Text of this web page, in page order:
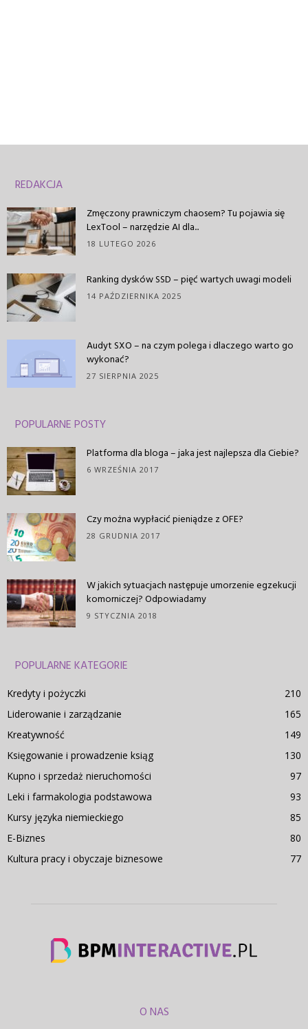
REDAKCJA
Zmęczony prawniczym chaosem? Tu pojawia się
LexTool – narzędzie AI dla...
18 LUTEGO 2026
Ranking dysków SSD – pięć wartych uwagi modeli
14 PAŹDZIERNIKA 2025
Audyt SXO – na czym polega i dlaczego warto go
wykonać?
27 SIERPNIA 2025
POPULARNE POSTY
Platforma dla bloga – jaka jest najlepsza dla Ciebie?
6 WRZEŚNIA 2017
Czy można wypłacić pieniądze z OFE?
28 GRUDNIA 2017
W jakich sytuacjach następuje umorzenie egzekucji
komorniczej? Odpowiadamy
9 STYCZNIA 2018
POPULARNE KATEGORIE
Kredyty i pożyczki
210
Liderowanie i zarządzanie
165
Kreatywność
149
Księgowanie i prowadzenie ksiąg
130
Kupno i sprzedaż nieruchomości
97
Leki i farmakologia podstawowa
93
Kursy języka niemieckiego
85
E-Biznes
80
Kultura pracy i obyczaje biznesowe
77
O NAS